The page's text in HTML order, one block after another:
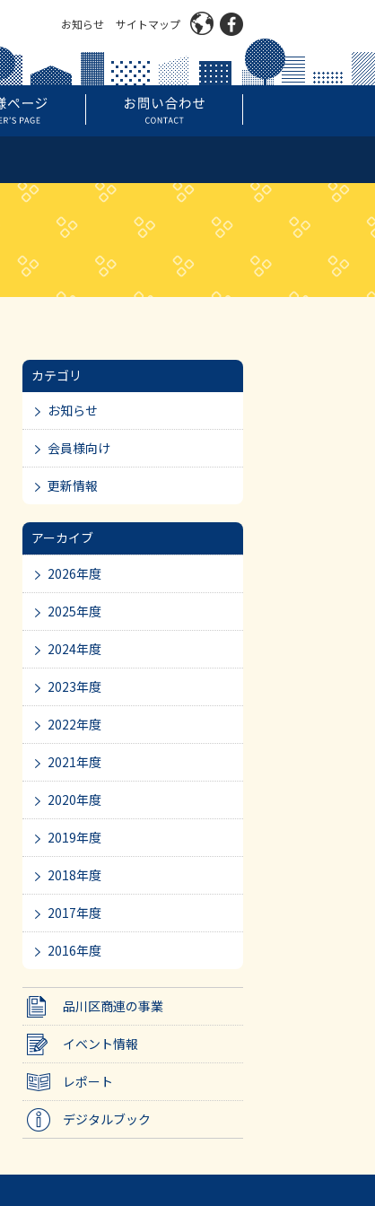
お知らせ サイトマップ
カテゴリ
お知らせ
会員様向け
更新情報
アーカイブ
2026年度
2025年度
2024年度
2023年度
2022年度
2021年度
2020年度
2019年度
2018年度
2017年度
2016年度
品川区商連の事業
イベント情報
レポート
デジタルブック